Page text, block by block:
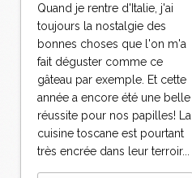
Quand je rentre d'Italie, j'ai
toujours la nostalgie des
bonnes choses que l'on m'a
fait déguster comme ce
gâteau par exemple. Et cette
année a encore été une belle
réussite pour nos papilles! La
cuisine toscane est pourtant
très encrée dans leur terroir...